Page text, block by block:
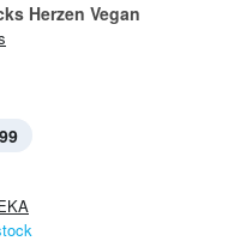
Herzen Vegan